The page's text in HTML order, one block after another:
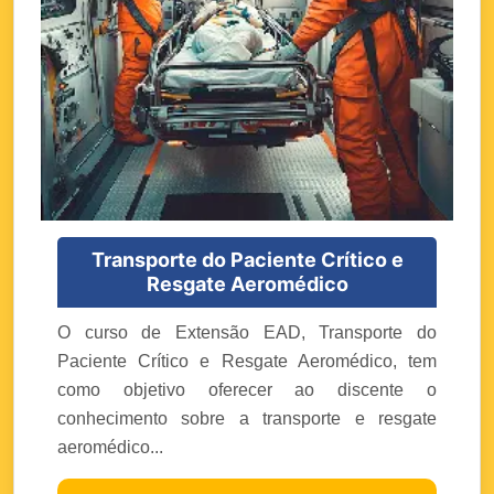
Transporte do Paciente Crítico e
Resgate Aeromédico
O curso de Extensão EAD, Transporte do
Paciente Crítico e Resgate Aeromédico, tem
como objetivo oferecer ao discente o
conhecimento sobre a transporte e resgate
aeromédico...